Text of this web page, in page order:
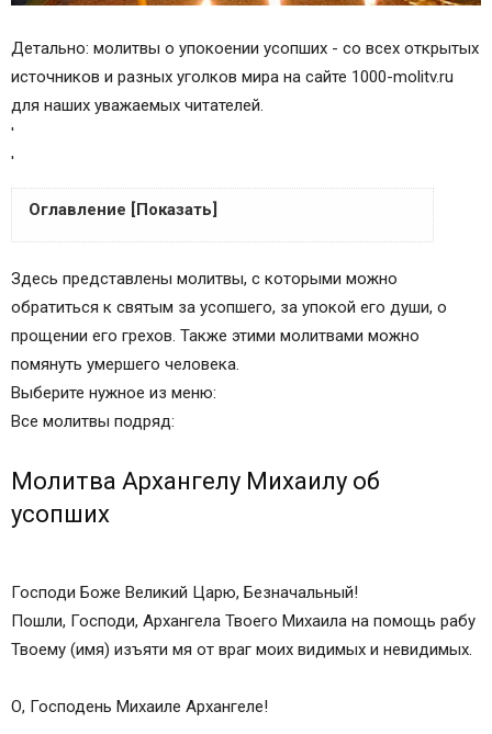
Детально: молитвы о упокоении усопших - со всех открытых
источников и разных уголков мира на сайте 1000-molitv.ru
для наших уважаемых читателей.
'
'
Оглавление [Показать]
Молитва Господу Богу об усопшем христианине
Молитва Господу Богу об умершем вне церкви
Молитва за умерших Иисусу Христу
Молитва об усопшем Ангелу-хранителю
Молитва Пресвятой Богородице
Молитва за усопшего до 40 дней
Молитва Господу за новопреставленного
усопшего
Молитва родителей за умерших детей (за сына,
Молитва за усопшую маму
Молитва за усопшего мужа
Здесь представлены молитвы, с которыми можно
обратиться к святым за усопшего, за упокой его души, о
прощении его грехов. Также этими молитвами можно
помянуть умершего человека.
Выберите нужное из меню:
Все молитвы подряд:
Молитва Архангелу Михаилу об
усопших
Господи Боже Великий Царю, Безначальный!
Пошли, Господи, Архангела Твоего Михаила на помощь рабу
Твоему (имя) изъяти мя от враг моих видимых и невидимых.
О, Господень Михаиле Архангеле!